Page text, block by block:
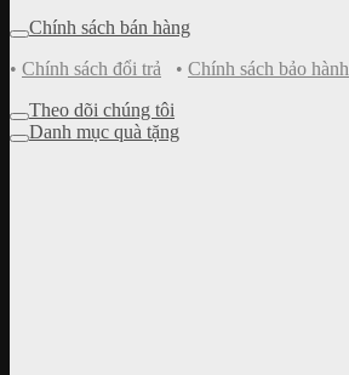
Chính sách bán hàng
• Chính sách đổi trả • Chính sách bảo hành
Theo dõi chúng tôi
Danh mục quà tặng